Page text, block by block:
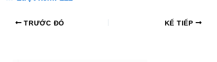
TRƯỚC ĐÓ KẾ TIẾP